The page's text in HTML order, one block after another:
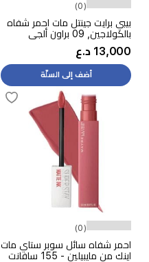
(0)
بيبي برايت جينتل مات احمر شفاه
بالكولاجين, 09 براون ألجي
13,000 د.ع
أضف إلى السلّة
(0)
احمر شفاه سائل سوبر ستاي مات
اينك من مايبيلين - 155 سافانت